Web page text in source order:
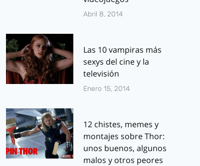
Abril 8, 2014
Las 10 vampiras más
sexys del cine y la
televisión
Enero 15, 2014
12 chistes, memes y
montajes sobre Thor:
unos buenos, algunos
malos y otros peores